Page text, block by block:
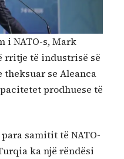
i NATO-s, Mark
rritje të industrisë së
se Aleanca
prodhuese të
samitit të NATO-
ka një rëndësi